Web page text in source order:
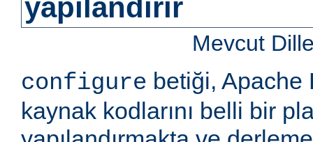
yapılandırır
Mevcut
configure betiği, Apache
kaynak kodlarını belli bir